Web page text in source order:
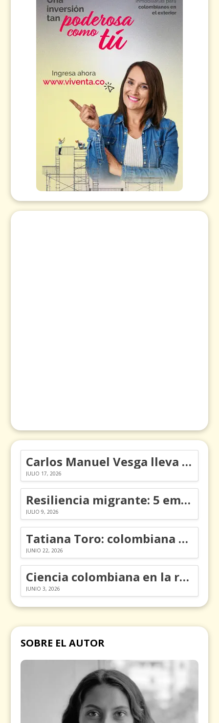
Carlos Manuel Vesga lleva el nombre de Colombia a los Emmy
JULIO 17, 2026
Resiliencia migrante: 5 emociones y cómo gestionarlas
JULIO 9, 2026
Tatiana Toro: colombiana que cambió la historia de las matemáticas
JUNIO 22, 2026
Ciencia colombiana en la revolución de los órganos en chips
JUNIO 3, 2026
SOBRE EL AUTOR